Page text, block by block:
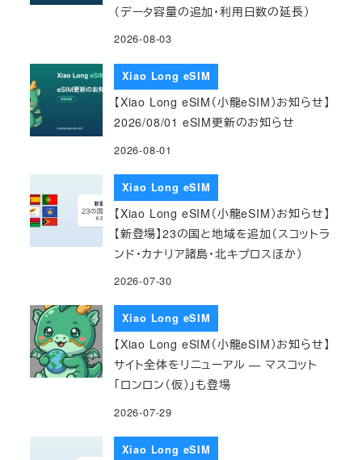
（データ容量の追加・利用日数の延長）
2026-08-03
Xiao Long eSIM
【Xiao Long eSIM（小龍eSIM）お知らせ】
2026/08/01 eSIM更新のお知らせ
2026-08-01
Xiao Long eSIM
【Xiao Long eSIM（小龍eSIM）お知らせ】
【新登場】23の国と地域を追加（スコットラ
ンド・カナリア諸島・北キプロスほか）
2026-07-30
Xiao Long eSIM
【Xiao Long eSIM（小龍eSIM）お知らせ】
サイト全体をリニューアル — マスコット
「ロンロン（仮）」も登場
2026-07-29
Xiao Long eSIM